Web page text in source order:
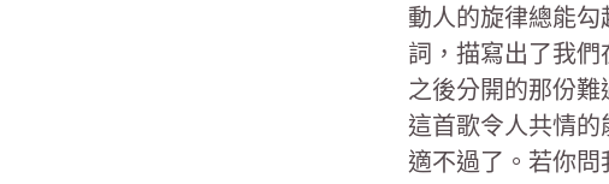
動人的旋律總能
詞，描寫出了我們
之後分開的那份難
這首歌令人共情
適不過了。若你